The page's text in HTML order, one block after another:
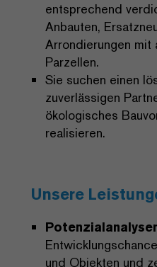
entsprechend
Anbauten,
Arrondierungen mit
Parzellen.
Sie suchen einen
zuverlässigen
ökologisches
realisieren.
Unsere
und Objekten und